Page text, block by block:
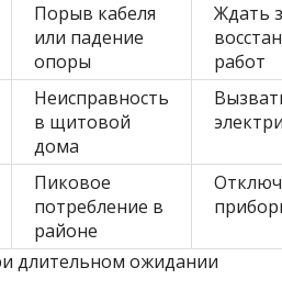
Порыв кабеля
или падение
опоры
Ждать
работ
Неисправность
в щитовой
дома
Пиковое
потребление в
районе
длительном ожидании